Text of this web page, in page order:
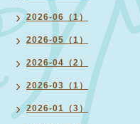
2026-06（1）
2026-05（1）
2026-04（2）
2026-03（1）
2026-01（3）